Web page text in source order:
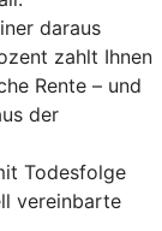
daraus
zahlt Ihnen
Rente – und
der
Todesfolge
vereinbarte